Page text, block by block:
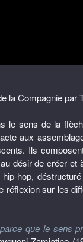
la Compagnie par
le sens de la
aux
Ils
désir de créer
hop,
réflexion sur les
que le sens